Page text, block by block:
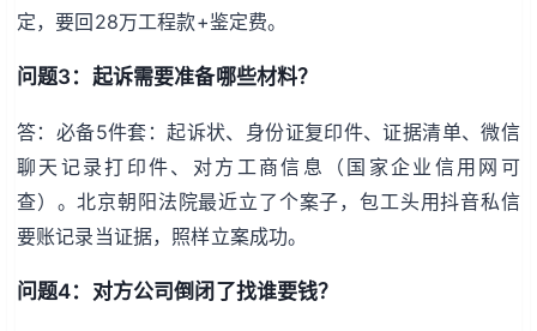
定，要回28万工程款+鉴定费。
问题3：起诉需要准备哪些材料？
答：必备5件套：起诉状、身份证复印件、证据清单、微信
聊天记录打印件、对方工商信息（国家企业信用网可
查）。北京朝阳法院最近立了个案子，包工头用抖音私信
要账记录当证据，照样立案成功。
问题4：对方公司倒闭了找谁要钱？